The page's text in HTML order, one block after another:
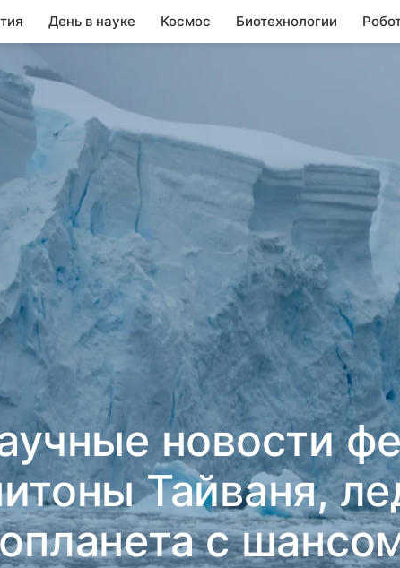
День в науке Космос Биотехнологии
новости
Тайваня,
с